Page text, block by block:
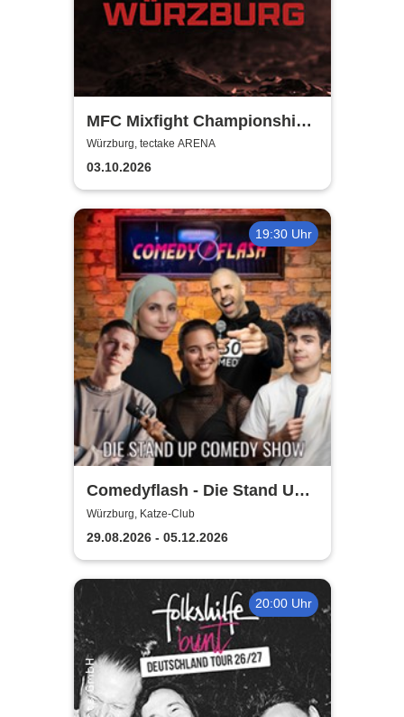
MFC Mixfight Championship |
Würzburg
Würzburg, tectake ARENA
03.10.2026
19:30 Uhr
Comedyflash - Die Stand Up
Comedy Show in Würzburg
Würzburg, Katze-Club
29.08.2026 - 05.12.2026
20:00 Uhr